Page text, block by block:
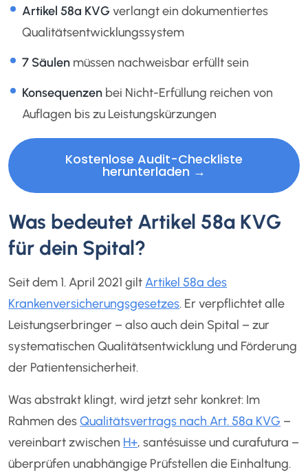
Artikel 58a KVG verlangt ein dokumentiertes
Qualitätsentwicklungssystem
7 Säulenmüssen nachweisbar erfüllt sein
Konsequenzenbei Nicht-Erfüllung reichen von
Auflagen bis zu Leistungskürzungen
Kostenlose Audit-Checkliste
herunterladen →
Was bedeutet Artikel 58a KVG
für dein Spital?
Seit dem 1. April 2021 gilt Artikel 58a des
Krankenversicherungsgesetzes. Er verpflichtet alle
Leistungserbringer – also auch dein Spital – zur
systematischen Qualitätsentwicklung und Förderung
der Patientensicherheit.
Was abstrakt klingt, wird jetzt sehr konkret: Im
Rahmen desQualitätsvertrags nach Art. 58a KVG –
vereinbart zwischen H+, santésuisse und curafutura –
überprüfen unabhängige Prüfstellen die Einhaltung.